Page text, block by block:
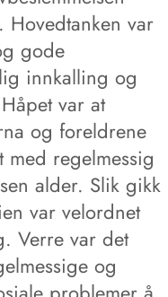
Hovedtanken var
gode
innkalling og
var at
og foreldrene
regelmessig
alder. Slik gikk
var velordnet
Verre var det
og